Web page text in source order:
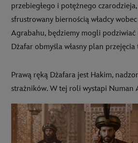
przebiegłego i potężnego
sfrustrowany biernością władcy wobec
Agrabahu, będziemy mogli podziwiać
Dżafar obmyśla własny plan
Prawą ręką Dżafara jest Hakim,
strażników. W tej roli wystapi Numan